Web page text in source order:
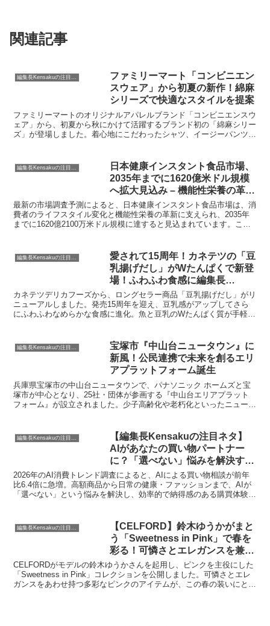
関連記事
編集長Kensakuの注目ネタ
ファミリーマート「コンビニエン
スウェア」から初夏の新作！綿麻
シリーズで快適なスタイルを提案
ファミリーマートのオリジナルアパレルブランド「コンビニエンスウ
ェア」から、初夏から秋にかけて活躍するブランド初の「綿麻シリー
ズ」が登場しました。着心地にこだわったシャツ、イージーパンツ、
日本健康インスタント食品市場、
2035年までに1620億米ドル規模
へ拡大見込み – 機能性栄養の革新
が牽引
最新の市場調査予測によると、日本健康インスタント食品市場は、消
費者のライフスタイル変化と機能性栄養の革新に支えられ、2035年
までに1620億2100万米ドル規模に達すると見込まれています。この
編集長Kensakuの注目ネタ
愛されて15周年！カネテツの「豆
乳揚げだし」がWたんぱくで新登
場！ふわふわ食感に編集長
KENSAKUも驚き！
カネテツデリカフーズから、ロングセラー商品「豆乳揚げだし」がリ
ニューアルしました。発売15周年を迎え、豆乳感がアップしてさら
にふわふわなめらかな食感に進化。魚と豆乳のWたんぱく質が手軽に
編集長Kensakuの注目ネタ
宝塚市『中山台ニュータウン』に
新風！公民連携で未来を創るエリ
アプラットフォーム誕生
兵庫県宝塚市の中山台ニュータウンで、パナソニック ホームズと宝
塚市が中心となり、25社・団体が参画する『中山台エリアプラット
フォーム』が設立されました。少子高齢化や老朽化といったニュータ
策となるかもしれません。
【編集長Kensakuの注目ネタ】
AIがあなたの買い物パートナー
に？「選べない」悩みを解決する
新トレンド2026
2026年のAI消費トレンド調査によると、AIによる買い物相談が前年
比6.4倍に急増。高額商品から日常の健康・ファッションまで、AIが
「選べない」という悩みを解決し、効率的で納得感のある購買体験を
編集長Kensakuの注目ネタ
【CELFORD】鈴木ゆうかがまと
う「Sweetness in Pink」で春を
彩る！可憐さとエレガンスを兼ね
備えたピンクコレクション
CELFORDがモデルの鈴木ゆうかさんを起用し、ピンクを主役にした
「Sweetness in Pink」コレクションを公開しました。可憐さとエレ
ガンスをあわせ持つ多彩なピンクのアイテムが、この春の装いにとき